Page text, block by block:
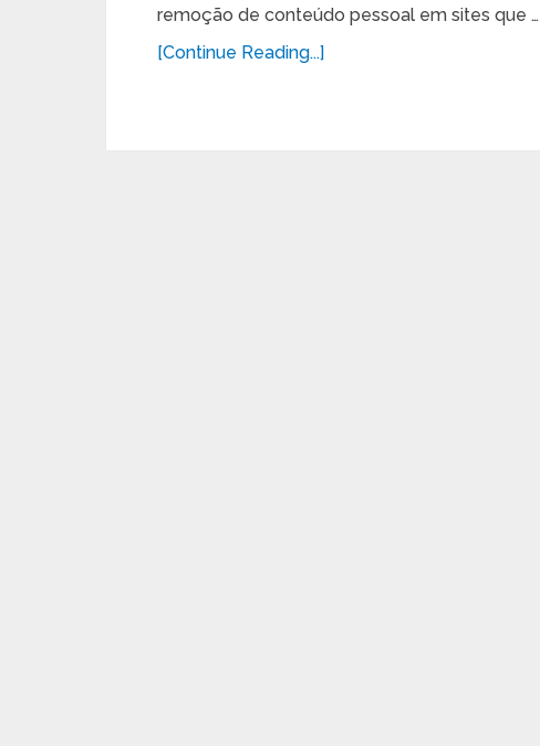
remoção de conteúdo pessoal em sites que …
[Continue Reading...]